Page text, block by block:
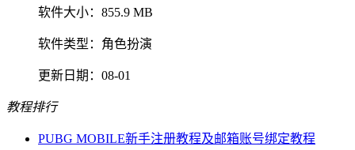
软件大小： 855.9 MB
软件类型： 角色扮演
更新日期： 08-01
教程排行
PUBG MOBILE新手注册教程及邮箱账号绑定教程